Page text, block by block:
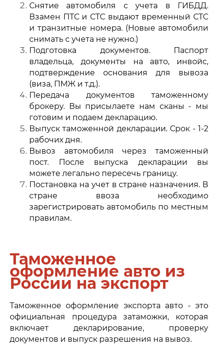
Снятие автомобиля с учета в ГИБДД.
Взамен ПТС и СТС выдают временный СТС
и транзитные номера. (Новые автомобили
снимать с учета не нужно.)
Подготовка документов. Паспорт
владельца, документы на авто, инвойс,
подтверждение основания для вывоза
(виза, ПМЖ и т.д.).
Передача документов таможенному
брокеру. Вы присылаете нам сканы - мы
готовим и подаем декларацию.
Выпуск таможенной декларации. Срок - 1-2
рабочих дня.
Вывоз автомобиля через таможенный
пост. После выпуска декларации вы
можете легально пересечь границу.
Постановка на учет в стране назначения. В
стране ввоза необходимо
зарегистрировать автомобиль по местным
правилам.
Таможенное
оформление авто из
России на экспорт
Таможенное оформление экспорта авто - это
официальная процедура затаможки, которая
включает декларирование, проверку
документов и выпуск разрешения на вывоз.